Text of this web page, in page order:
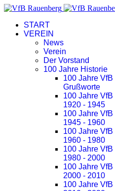
START
VEREIN
News
Verein
Der Vorstand
100 Jahre Historie
100 Jahre
Grußworte
100 Jahre
1920 - 1945
100 Jahre
1945 - 1960
100 Jahre
1960 - 1980
100 Jahre
1980 - 2000
100 Jahre
2000 - 2010
100 Jahre